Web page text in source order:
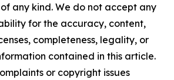
any kind. We do not accept any
for the accuracy, content,
completeness, legality, or
contained in this article.
or copyright issues